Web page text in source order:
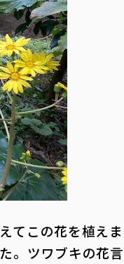
てこの花を植え
。ツワブキの花